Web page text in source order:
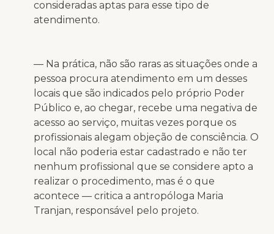
consideradas aptas para esse tipo de
atendimento.
— Na prática, não são raras as situações onde a
pessoa procura atendimento em um desses
locais que são indicados pelo próprio Poder
Público e, ao chegar, recebe uma negativa de
acesso ao serviço, muitas vezes porque os
profissionais alegam objeção de consciência. O
local não poderia estar cadastrado e não ter
nenhum profissional que se considere apto a
realizar o procedimento, mas é o que
acontece — critica a antropóloga Maria
Tranjan, responsável pelo projeto.